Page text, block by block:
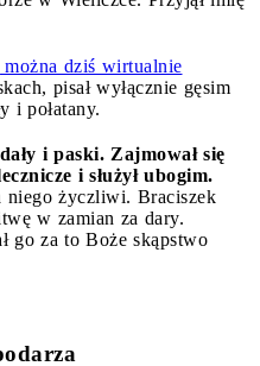
można dziś wirtualnie
pisał wyłącznie gęsim
i połatany.
i paski. Zajmował się
i służył ubogim.
życzliwi. Braciszek
w zamian za dary.
go za to Boże skąpstwo